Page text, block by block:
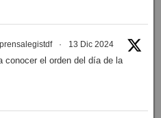
· 13 Dic 2024
conocer el orden del día de la